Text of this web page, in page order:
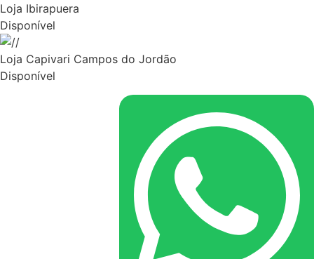
Loja Ibirapuera
Disponível
Loja Capivari Campos do Jordão
Disponível